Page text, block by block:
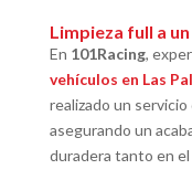
Limpieza full a
En 101Racing,
vehículos en Las
realizado un servicio
asegurando un
duradera tanto en